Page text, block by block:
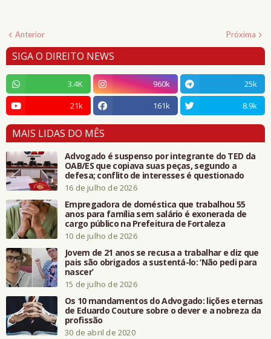
Anterior Próxima
SIGA O DIREITO NEWS
3.4K 960k
25k
21k
161k 8.9k
MAIS LIDAS DO MÊS
Advogado é suspenso por integrante do TED da
OAB/ES que copiava suas peças, segundo a
defesa; conflito de interesses é questionado
16 de julho de 2026
Empregadora de doméstica que trabalhou 55
anos para família sem salário é exonerada de
cargo público na Prefeitura de Fortaleza
10 de julho de 2026
Jovem de 21 anos se recusa a trabalhar e diz que
pais são obrigados a sustentá-lo: ‘Não pedi para
nascer’
15 de julho de 2026
Os 10 mandamentos do Advogado: lições eternas
de Eduardo Couture sobre o dever e a nobreza da
profissão
30 de abril de 2020